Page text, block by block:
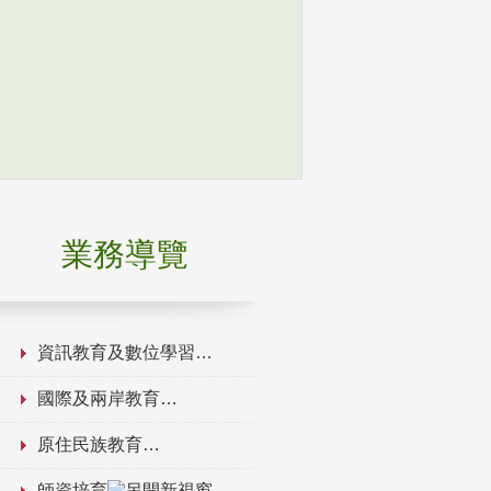
業務導覽
資訊教育及數位學習
國際及兩岸教育
原住民族教育